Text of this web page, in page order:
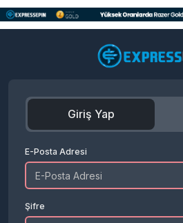
Giriş Yap
E-Posta Adresi
Şifre